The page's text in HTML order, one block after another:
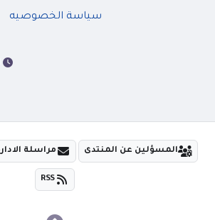
سياسة الخصوصيه
المسؤلين عن المنتدى مراسلة
RSS